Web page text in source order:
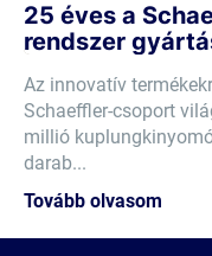
25 éves a
rendszer
Az innovatív
Schaeffler-csoport
millió
darab...
Tovább olvasom